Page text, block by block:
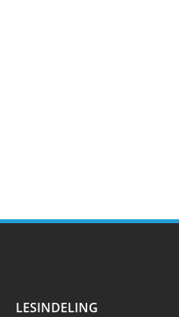
LESINDELING